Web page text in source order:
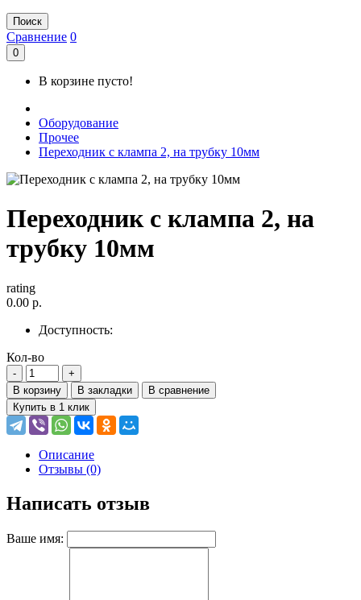
Поиск
Сравнение 0
0
В корзине пусто!
Оборудование
Прочее
Переходник с клампа 2, на трубку 10мм
Переходник с клампа 2, на
трубку 10мм
rating
0.00 р.
Доступность:
Кол-во
В корзину В закладки
В сравнение
Купить в 1 клик
Описание
Отзывы (0)
Написать отзыв
Ваше имя: